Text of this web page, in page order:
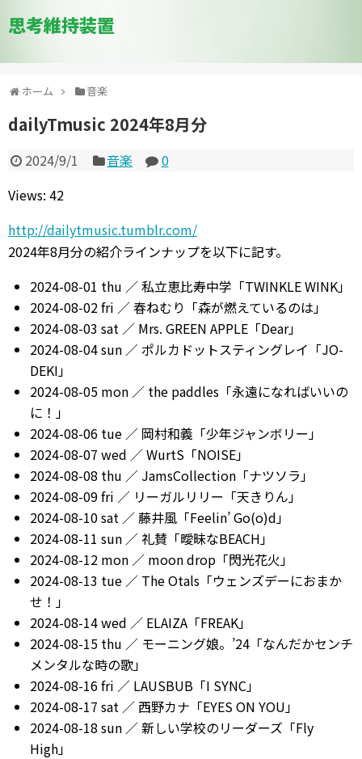
思考維持装置
ホーム 音楽
dailyTmusic 2024年8月分
2024/9/1 音楽
0
Views: 42
http://dailytmusic.tumblr.com/
2024年8月分の紹介ラインナップを以下に記す。
2024-08-01 thu ／ 私立恵比寿中学「TWINKLE WINK」
2024-08-02 fri ／ 春ねむり「森が燃えているのは」
2024-08-03 sat ／ Mrs. GREEN APPLE「Dear」
2024-08-04 sun ／ ポルカドットスティングレイ「JO-
DEKI」
2024-08-05 mon ／ the paddles「永遠になればいいの
に！」
2024-08-06 tue ／ 岡村和義「少年ジャンボリー」
2024-08-07 wed ／ WurtS「NOISE」
2024-08-08 thu ／ JamsCollection「ナツソラ」
2024-08-09 fri ／ リーガルリリー「天きりん」
2024-08-10 sat ／ 藤井風「Feelin’ Go(o)d」
2024-08-11 sun ／ 礼賛「曖昧なBEACH」
2024-08-12 mon ／ moon drop「閃光花火」
2024-08-13 tue ／ The Otals「ウェンズデーにおまか
せ！」
2024-08-14 wed ／ ELAIZA「FREAK」
2024-08-15 thu ／ モーニング娘。’24「なんだかセンチ
メンタルな時の歌」
2024-08-16 fri ／ LAUSBUB「I SYNC」
2024-08-17 sat ／ 西野カナ「EYES ON YOU」
2024-08-18 sun ／ 新しい学校のリーダーズ「Fly
High」